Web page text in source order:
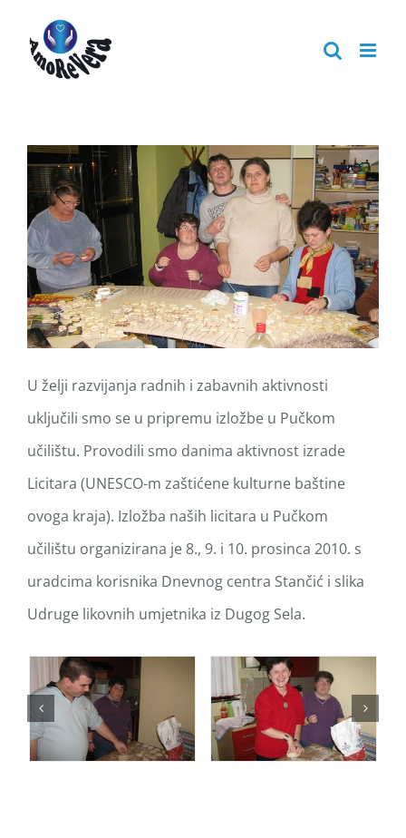
content
U želji razvijanja radnih i zabavnih aktivnosti
uključili smo se u pripremu izložbe u Pučkom
učilištu. Provodili smo danima aktivnost izrade
Licitara (UNESCO-m zaštićene kulturne baštine
ovoga kraja). Izložba naših licitara u Pučkom
učilištu organizirana je 8., 9. i 10. prosinca 2010. s
uradcima korisnika Dnevnog centra Stančić i slika
Udruge likovnih umjetnika iz Dugog Sela.